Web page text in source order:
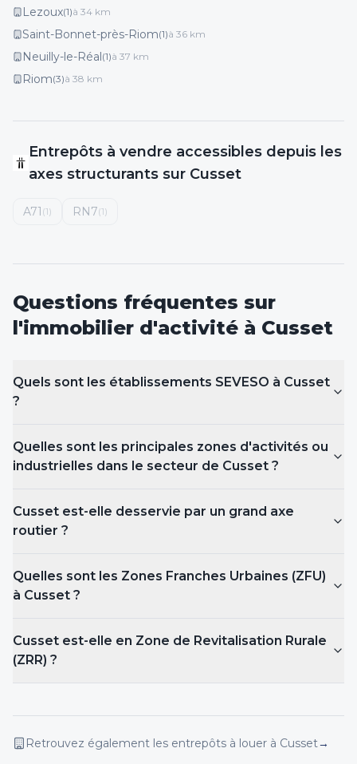
Lezoux(1)à 34 km
Saint-Bonnet-près-Riom(1)à 36 km
Neuilly-le-Réal(1)à 37 km
Riom(3)à 38 km
Entrepôts à vendre accessibles depuis les
axes structurants sur Cusset
A71 (1) RN7(1)
Questions fréquentes sur
l'immobilier d'activité à Cusset
Quels sont les établissements SEVESO à Cusset
?
Quelles sont les principales zones d'activités ou
industrielles dans le secteur de Cusset ?
Cusset est-elle desservie par un grand axe
routier ?
Quelles sont les Zones Franches Urbaines (ZFU)
à Cusset ?
Cusset est-elle en Zone de Revitalisation Rurale
(ZRR) ?
Retrouvez également les entrepôts à louer à Cusset→